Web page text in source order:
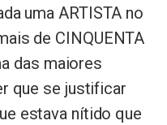
uma ARTISTA no
de CINQUENTA
das maiores
que se justificar
estava nítido que